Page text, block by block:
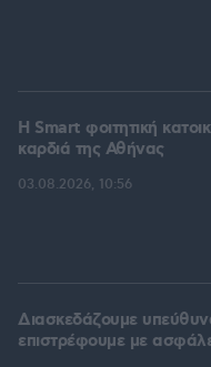
Η Smart φοιτητική
καρδιά της Αθήνας
03.08.2026, 10:56
Διασκεδάζουμε
επιστρέφουμε με